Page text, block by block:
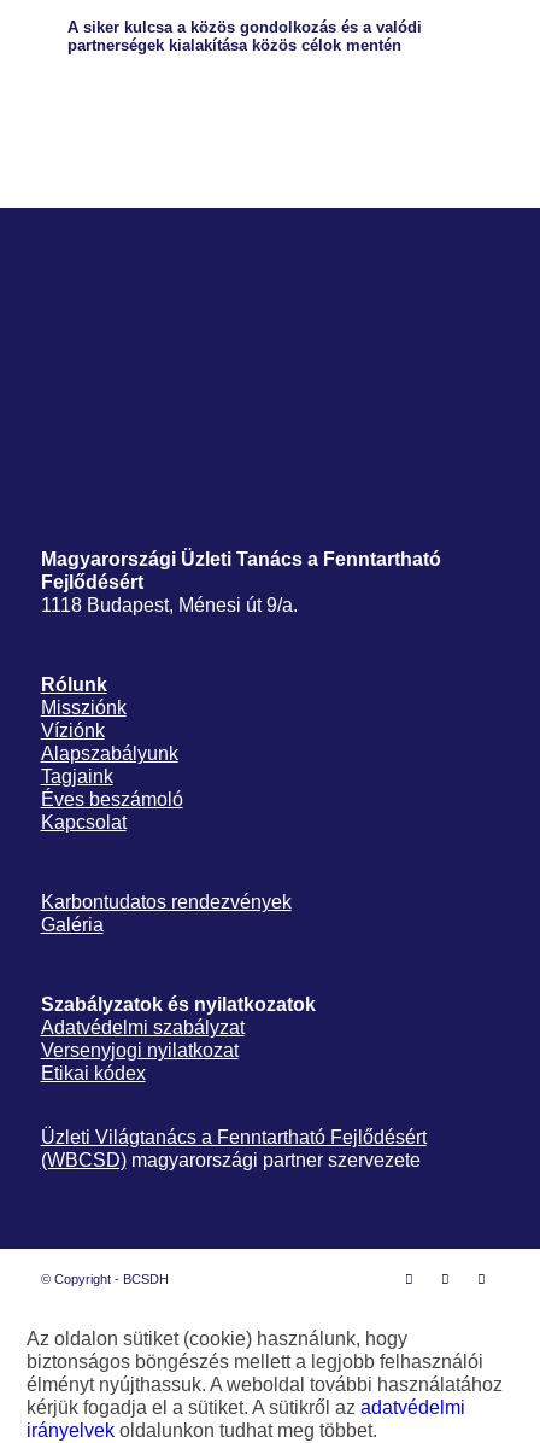
A siker kulcsa a közös gondolkozás és a valódi
partnerségek kialakítása közös célok mentén
Magyarországi Üzleti Tanács a Fenntartható
Fejlődésért
1118 Budapest, Ménesi út 9/a.
Rólunk
Missziónk
Víziónk
Alapszabályunk
Tagjaink
Éves beszámoló
Kapcsolat
Karbontudatos rendezvények
Galéria
Szabályzatok és nyilatkozatok
Adatvédelmi szabályzat
Versenyjogi nyilatkozat
Etikai kódex
Üzleti Világtanács a Fenntartható Fejlődésért
(WBCSD)magyarországi partner szervezete
© Copyright - BCSDH
Az oldalon sütiket (cookie) használunk, hogy
biztonságos böngészés mellett a legjobb felhasználói
élményt nyújthassuk. A weboldal további használatához
kérjük fogadja el a sütiket. A sütikről azadatvédelmi
irányelvek oldalunkon tudhat meg többet.